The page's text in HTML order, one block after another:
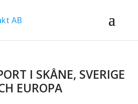
I SKÅNE, SVERIGE
EUROPA